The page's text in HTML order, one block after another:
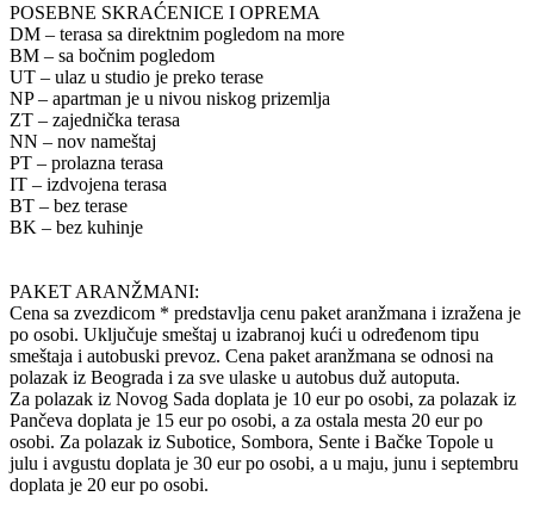
POSEBNE SKRAĆENICE I OPREMA
DM – terasa sa direktnim pogledom na more
BM – sa bočnim pogledom
UT – ulaz u studio je preko terase
NP – apartman je u nivou niskog prizemlja
ZT – zajednička terasa
NN – nov nameštaj
PT – prolazna terasa
IT – izdvojena terasa
BT – bez terase
BK – bez kuhinje
PAKET ARANŽMANI:
Cena sa zvezdicom * predstavlja cenu paket aranžmana i izražena je
po osobi. Uključuje smeštaj u izabranoj kući u određenom tipu
smeštaja i autobuski prevoz. Cena paket aranžmana se odnosi na
polazak iz Beograda i za sve ulaske u autobus duž autoputa.
Za polazak iz Novog Sada doplata je 10 eur po osobi, za polazak iz
Pančeva doplata je 15 eur po osobi, a za ostala mesta 20 eur po
osobi. Za polazak iz Subotice, Sombora, Sente i Bačke Topole u
julu i avgustu doplata je 30 eur po osobi, a u maju, junu i septembru
doplata je 20 eur po osobi.